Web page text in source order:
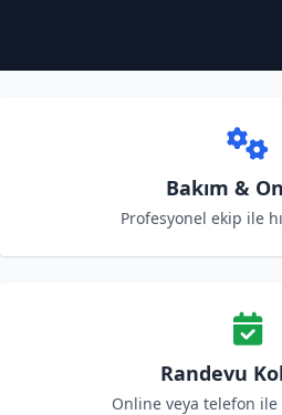
Bakım &
Profesyonel ekip ile
Randevu
Online veya telefon ile